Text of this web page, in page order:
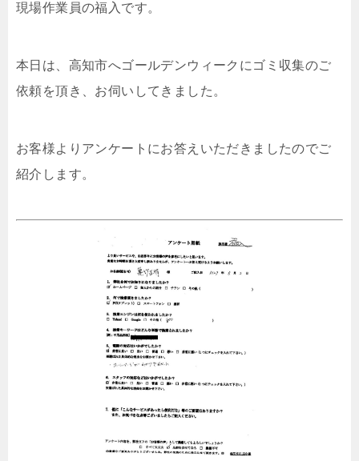
現場作業員の福入です。
本日は、高知市へゴールデンウィークにゴミ収集のご
依頼を頂き、お伺いしてきました。
お客様よりアンケートにお答えいただきましたのでご
紹介します。